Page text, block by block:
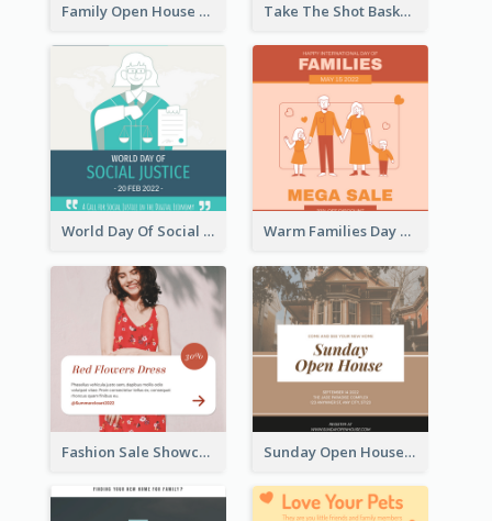
Family Open House Registration Instagram Post Take The Shot Basketball Instagram Post
World Day Of Social Justice Instagram Post Warm Families Day Sales Instagram Post
Fashion Sale Showcase Instagram Post Sunday Open House Instagram Post